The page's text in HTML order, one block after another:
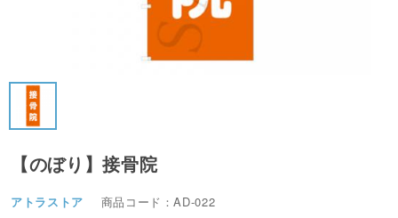
【のぼり】接骨院
アトラストア 商品コード：AD-022